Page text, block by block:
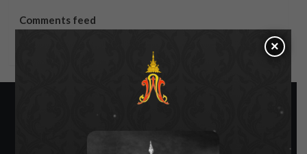
Comments feed
×